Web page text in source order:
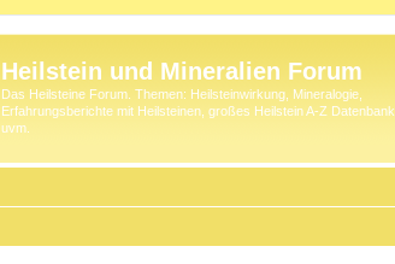
Heilstein und Mineralien Forum
Das Heilsteine Forum. Themen: Heilsteinwirkung, Mineralogie,
Erfahrungsberichte mit Heilsteinen, großes Heilstein A-Z Datenbank
uvm.